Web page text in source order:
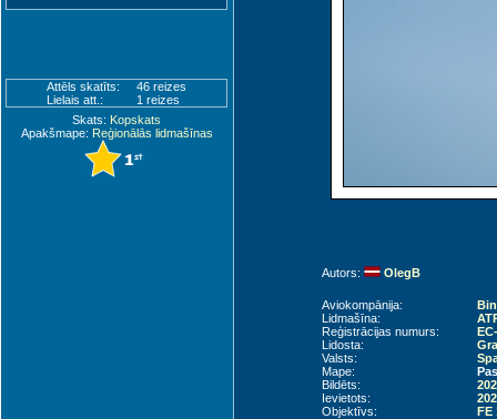
Attēls skatīts:
46 reizes
Lielais att.:
1 reizes
Skats: Kopskats
Apakšmape: Reģionālās lidmašīnas
Autors: OlegB
Aviokompānija:
Lidmašīna:
Reģistrācijas numurs:
Lidosta:
Valsts:
Mape:
Bildēts:
Ievietots:
Objektīvs:
FE